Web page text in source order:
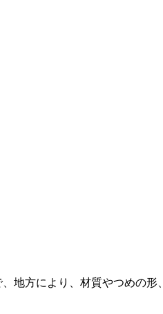
地方により、材質やつめの